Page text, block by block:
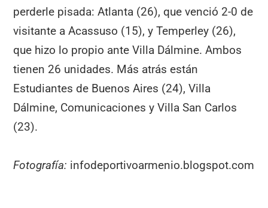
perderle pisada: Atlanta (26), que venció 2-0 de
visitante a Acassuso (15), y Temperley (26),
que hizo lo propio ante Villa Dálmine. Ambos
tienen 26 unidades. Más atrás están
Estudiantes de Buenos Aires (24), Villa
Dálmine, Comunicaciones y Villa San Carlos
(23).
Fotografía: infodeportivoarmenio.blogspot.com